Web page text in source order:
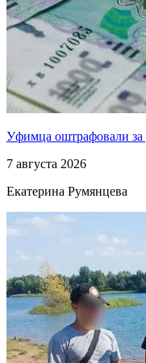
Уфимца оштрафовали за
7 августа 2026
Екатерина Румянцева